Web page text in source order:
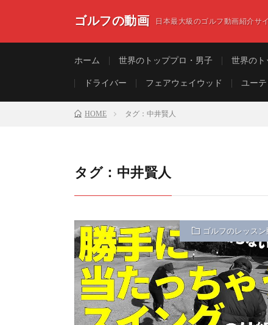
ゴルフの動画 日本最大級のゴルフ動画紹介サ
ホーム 世界のトッププロ・男子 世界のト
ドライバー フェアウェイウッド ユーテ
HOME タグ：中井賢人
タグ：中井賢人
ゴルフのレッスン